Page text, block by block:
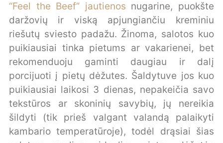
“Feel the Beef” jautienos nugarine, puokšte
daržovių ir viską apjungiančiu kreminiu
riešutų sviesto padažu. Žinoma, salotos kuo
puikiausiai tinka pietums ar vakarienei, bet
rekomenduoju gaminti daugiau ir dalį
porcijuoti į pietų dėžutes. Šaldytuve jos kuo
puikiausiai laikosi 3 dienas, nepakeičia savo
tekstūros ar skoninių savybių, jų nereikia
šildyti (tik prieš valgant valandą palaikyti
kambario temperatūroje), todėl drąsiai šias